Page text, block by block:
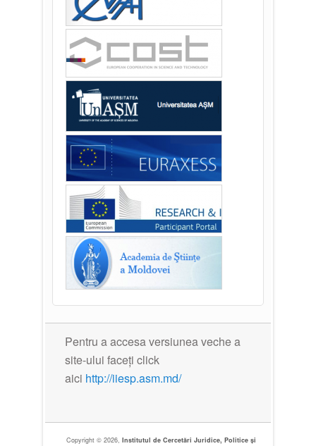
Pentru a accesa versiunea veche a
site-ului faceți click
aici http://iiesp.asm.md/
Copyright © 2026,Institutul de Cercetări Juridice, Politice și